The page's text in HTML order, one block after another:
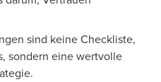
sind keine Checkliste,
sondern eine wertvolle